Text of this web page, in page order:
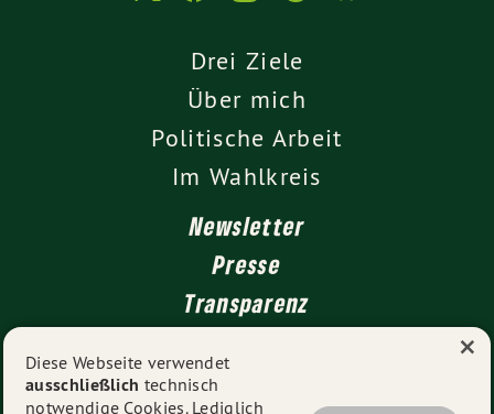
Drei Ziele
Über mich
Politische Arbeit
Im Wahlkreis
Newsletter
Presse
Transparenz
Impressum
Diese Webseite verwendet
ausschließlich technisch
notwendige Cookies. Lediglich
×